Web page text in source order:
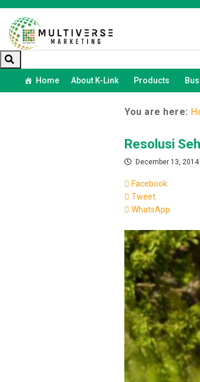
Home About K-Link Products
You are here:
Resolusi
December 13, 2014
Facebook
Tweet
WhatsApp